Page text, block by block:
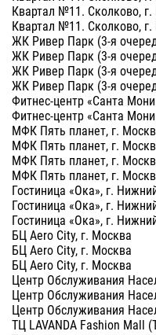
Квартал №11. Сколково,
Квартал №11. Сколково,
ЖК Ривер Парк (3-я
ЖК Ривер Парк (3-я
ЖК Ривер Парк (3-я
ЖК Ривер Парк (3-я
Фитнес-центр «Санта
Фитнес-центр «Санта
МФК Пять планет, г.
МФК Пять планет, г.
МФК Пять планет, г.
МФК Пять планет, г.
Гостиница «Ока», г.
Гостиница «Ока», г.
Гостиница «Ока», г.
БЦ Aero City, г. Москва
БЦ Aero City, г. Москва
БЦ Aero City, г. Москва
Центр Обслуживания
Центр Обслуживания
Центр Обслуживания
ТЦ LAVANDA Fashion Mall